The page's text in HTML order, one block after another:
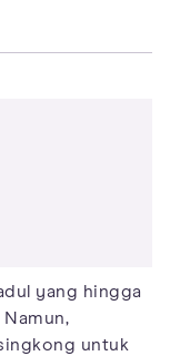
yang hingga
untuk